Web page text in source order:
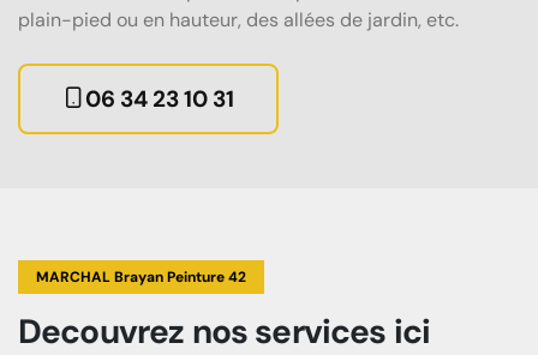
plain-pied ou en hauteur, des allées de jardin, etc.
06 34 23 10 31
MARCHAL Brayan Peinture 42
Decouvrez nos services ici